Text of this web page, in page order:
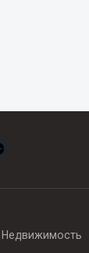
Недвижимость